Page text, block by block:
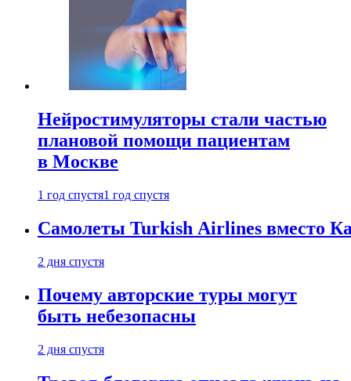
Нейростимуляторы стали частью
плановой помощи пациентам
в Москве
1 год спустя1 год спустя
Самолеты Turkish Airlines вместо
2 дня спустя
Почему авторские туры могут
быть небезопасны
2 дня спустя